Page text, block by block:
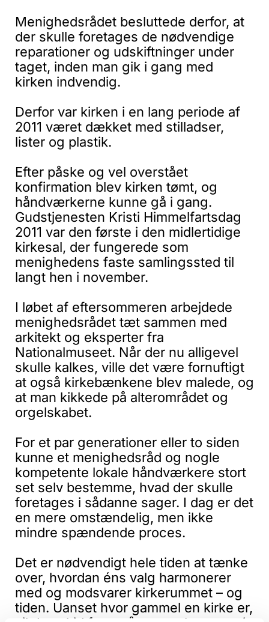
Menighedsrådet besluttede derfor, at
der skulle foretages de nødvendige
reparationer og udskiftninger under
taget, inden man gik i gang med
kirken indvendig.
Derfor var kirken i en lang periode af
2011 været dækket med stilladser,
lister og plastik.
Efter påske og vel overstået
konfirmation blev kirken tømt, og
håndværkerne kunne gå i gang.
Gudstjenesten Kristi Himmelfartsdag
2011 var den første i den midlertidige
kirkesal, der fungerede som
menighedens faste samlingssted til
langt hen i november.
I løbet af eftersommeren arbejdede
menighedsrådet tæt sammen med
arkitekt og eksperter fra
Nationalmuseet. Når der nu alligevel
skulle kalkes, ville det være fornuftigt
at også kirkebænkene blev malede, og
at man kikkede på alterområdet og
orgelskabet.
For et par generationer eller to siden
kunne et menighedsråd og nogle
kompetente lokale håndværkere stort
set selv bestemme, hvad der skulle
foretages i sådanne sager. I dag er det
en mere omstændelig, men ikke
mindre spændende proces.
Det er nødvendigt hele tiden at tænke
over, hvordan éns valg harmonerer
med og modsvarer kirkerummet – og
tiden. Uanset hvor gammel en kirke er,